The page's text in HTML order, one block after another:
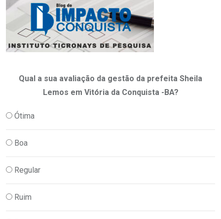
Qual a sua avaliação da gestão da prefeita Sheila
Lemos em Vitória da Conquista -BA?
Ótima
Boa
Regular
Ruim